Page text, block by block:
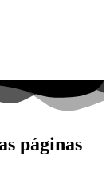
páginas